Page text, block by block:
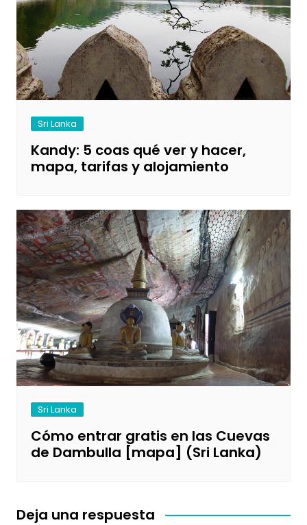
Sri Lanka
Kandy: 5 coas qué ver y hacer,
mapa, tarifas y alojamiento
Sri Lanka
Cómo entrar gratis en las Cuevas
de Dambulla [mapa] (Sri Lanka)
Deja una respuesta